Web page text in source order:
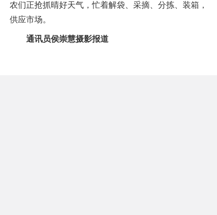
农们正抢抓晴好天气，忙着解袋、采摘、分拣、装箱，
供应市场。
通讯员侯崇慧摄影报道